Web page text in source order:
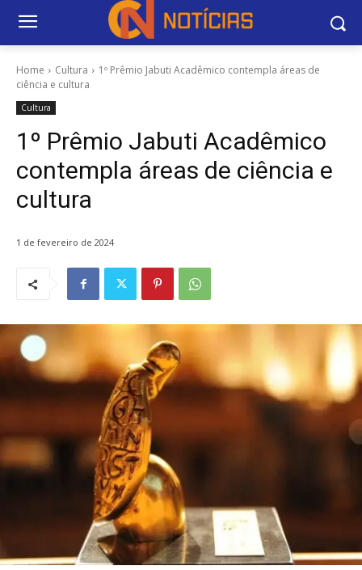
Home Cultura
1º Prêmio Jabuti Acadêmico contempla áreas de
ciência e cultura
Cultura
1º Prêmio Jabuti Acadêmico
contempla áreas de ciência e
cultura
1 de fevereiro de 2024